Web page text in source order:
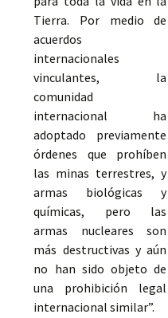
Tierra. Por medio de
acuerdos
internacionales
vinculantes, la
comunidad
internacional ha
adoptado previamente
órdenes que prohíben
las minas terrestres, y
armas biológicas y
químicas, pero las
armas nucleares son
más destructivas y aún
no han sido objeto de
una prohibición legal
internacional similar”.